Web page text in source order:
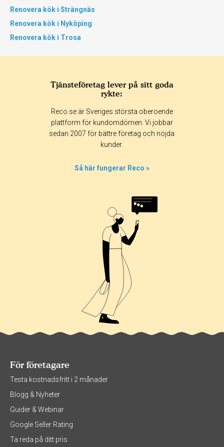
Renovera kök i Strängnäs
Renovera kök i Nyköping
Renovera kök i Trosa
Tjänsteföretag lever på sitt goda
rykte:
Reco.se är Sveriges största oberoende
plattform för kundomdömen. Vi jobbar
sedan 2007 för bättre företag och nöjda
kunder.
Så här fungerar Reco »
För företagare
Testa kostnadsfritt i 2 månader
Blogg & Nyheter
Guider & Webinar
Google Seller Rating
Ta reda på ditt pris